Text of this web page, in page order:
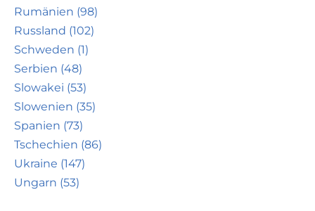
Rumänien (98)
Russland (102)
Schweden (1)
Serbien (48)
Slowakei (53)
Slowenien (35)
Spanien (73)
Tschechien (86)
Ukraine (147)
Ungarn (53)